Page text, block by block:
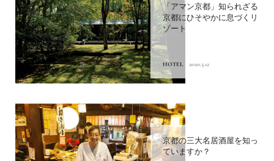
「アマン京都」知られざる
京都にひそやかに息づくリ
ゾート
HOTEL 2020.3.12
京都の三大名居酒屋を知っ
ていますか？